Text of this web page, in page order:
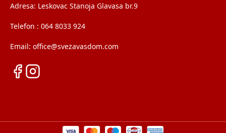
Adresa: Leskovac Stanoja Glavasa br.9
Telefon : 064 8033 924
Email: office@svezavasdom.com